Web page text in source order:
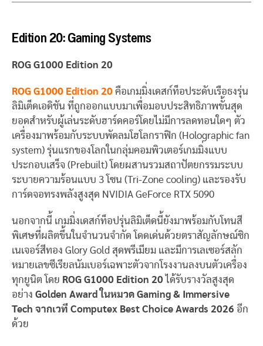
Edition 20: Gaming Systems
ROG G1000 Edition 20
ROG G1000 Edition 20 คือเกมมิ่งเดสก์ท็อประดับเรือธงรุ่น
ลิมิเต็ดเอดิชัน ที่ถูกออกแบบมาเพื่อมอบประสิทธิภาพขั้นสุด
ยอดสำหรับผู้เล่นระดับฮาร์ดคอร์โดยไม่มีการลดทอนใดๆ ตัว
เครื่องมาพร้อมกับระบบพัดลมโฮโลกราฟิก (Holographic fan
system) รุ่นแรกของโลกในกลุ่มคอมพิวเตอร์เกมมิ่งแบบ
ประกอบเสร็จ (Prebuilt) โดยผสานรวมสถาปัตยกรรมระบบ
ระบายความร้อนแบบ 3 โซน (Tri-Zone cooling) และรองรับ
การ์ดจอทรงพลังสูงสุด NVIDIA GeForce RTX 5090
นอกจากนี้ เกมมิ่งเดสก์ท็อปรุ่นลิมิเต็ดนี้ยังมาพร้อมกับโทนสี
พิเศษที่ผลิตขึ้นในจำนวนจำกัด โดดเด่นด้วยตราสัญลักษณ์ซิก
เนเจอร์สีทอง Glory Gold สุดพรีเมียม และมีการเลเซอร์สลัก
หมายเลขซีเรียลนัมเบอร์เฉพาะตัวจากโรงงานลงบนตัวเครื่อง
ทุกยูนิต โดย ROG G1000 Edition 20 ได้รับรางวัลสูงสุด
อย่าง Golden Award ในหมวด Gaming & Immersive
Tech จากเวที Computex Best Choice Awards 2026 อีก
ด้วย